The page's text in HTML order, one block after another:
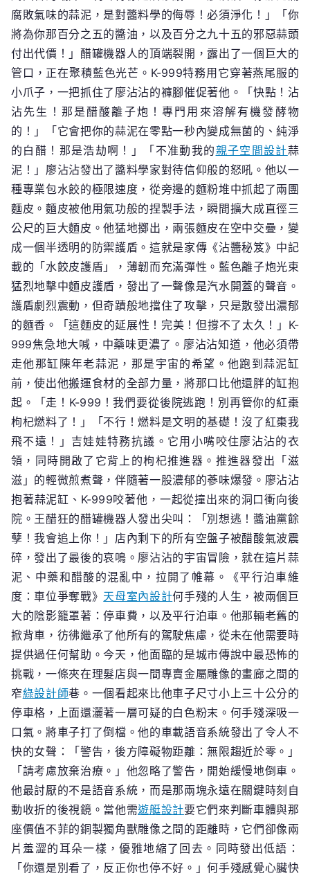
腐敗氣味的蒜泥，是對醬料學的侮辱！必須淨化！」「你
將為你那百分之五的醬油，以及百分之九十五的邪惡蒜頭
付出代價！」醋罐機器人的頂端裂開，露出了一個巨大的
管口，正在聚積藍色光芒。K-999特務用它穿著燕尾服的
小爪子，一把抓住了廖沾沾的褲腳催促著他。「快點！沾
沾先生！那是醋酸離子炮！專門用來溶解有機發酵物
的！」「它會把你的蒜泥在零點一秒內變成無菌的、純淨
的白醋！那是浩劫啊！」「不准動我的親子空間設計蒜
泥！」廖沾沾發出了醬料學家對待信仰般的怒吼。他以一
種專業包水餃的極限速度，從旁邊的麵粉堆中抓起了兩團
麵皮。麵皮被他用氣功般的捏製手法，瞬間擴大成直徑三
公尺的巨大麵皮。他猛地擲出，兩張麵皮在空中交疊，變
成一個半透明的防禦護盾。這就是家傳《沾醬秘笈》中記
載的「水餃皮護盾」，薄韌而充滿彈性。藍色離子炮光束
猛烈地擊中麵皮護盾，發出了一聲像是汽水開蓋的聲音。
護盾劇烈震動，但奇蹟般地擋住了攻擊，只是散發出濃郁
的麵香。「這麵皮的延展性！完美！但撐不了太久！」K-
999焦急地大喊，中藥味更濃了。廖沾沾知道，他必須帶
走他那缸陳年老蒜泥，那是宇宙的希望。他跑到蒜泥缸
前，使出他搬運食材的全部力量，將那口比他還胖的缸抱
起。「走！K-999！我們要從後院逃跑！別再管你的紅棗
枸杞燃料了！」「不行！燃料是文明的基礎！沒了紅棗我
飛不遠！」吉娃娃特務抗議。它用小嘴咬住廖沾沾的衣
領，同時開啟了它背上的枸杞推進器。推進器發出「滋
滋」的輕微煎煮聲，伴隨著一股濃郁的蔘味爆發。廖沾沾
抱著蒜泥缸、K-999咬著他，一起從撞出來的洞口衝向後
院。王醋狂的醋罐機器人發出尖叫：「別想逃！醬油黨餘
孽！我會追上你！」店內剩下的所有空盤子被醋酸氣波震
碎，發出了最後的哀鳴。廖沾沾的宇宙冒險，就在這片蒜
泥、中藥和醋酸的混亂中，拉開了帷幕。《平行泊車維
度：車位爭奪戰》 天母室內設計何手殘的人生，被兩個巨
大的陰影籠罩著：停車費，以及平行泊車。他那輛老舊的
掀背車，彷彿繼承了他所有的駕駛焦慮，從未在他需要時
提供過任何幫助。今天，他面臨的是城市傳說中最恐怖的
挑戰，一條夾在理髮店與一間專賣金屬雕像的畫廊之間的
窄綠設計師巷。一個看起來比他車子尺寸小上三十公分的
停車格，上面還灑著一層可疑的白色粉末。何手殘深吸一
口氣。將車子打了倒檔。他的車載語音系統發出了令人不
快的女聲：「警告，後方障礙物距離：無限趨近於零。」
「請考慮放棄治療。」他忽略了警告，開始緩慢地倒車。
他最討厭的不是語音系統，而是那兩塊永遠在關鍵時刻自
動收折的後視鏡。當他需遊艇設計要它們來判斷車體與那
座價值不菲的銅製獨角獸雕像之間的距離時，它們卻像兩
片羞澀的耳朵一樣，優雅地縮了回去。同時發出低語：
「你還是別看了，反正你也停不好。」何手殘感覺心臟快